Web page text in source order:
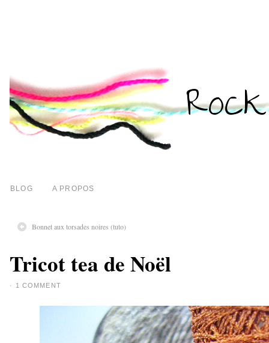
BLOG A PROPOS
Bonnet aux torsades noires (tuto)
Tricot tea de Noël
· 1 COMMENT